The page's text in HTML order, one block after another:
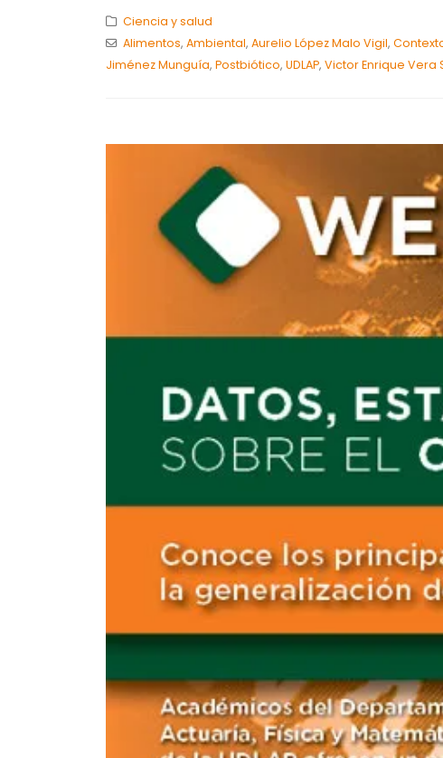
Ciencia y salud
Alimentos, Ambiental, Aurelio López Malo Vigil,
Jiménez Munguía, Postbiótico, UDLAP, Victor Enrique Vera